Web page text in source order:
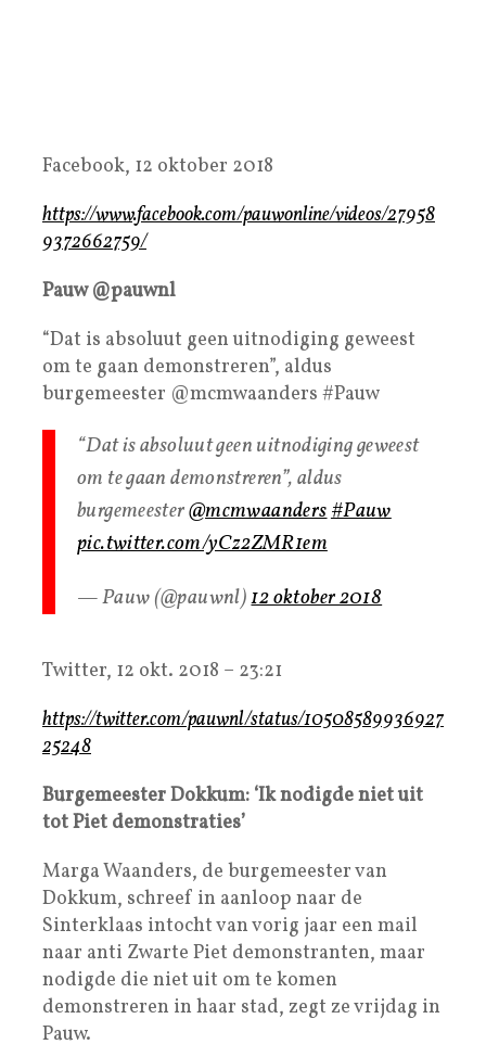
Facebook, 12 oktober 2018
https://www.facebook.com/pauwonline/videos/27958
9372662759/
Pauw @pauwnl
“Dat is absoluut geen uitnodiging geweest
om te gaan demonstreren”, aldus
burgemeester @mcmwaanders #Pauw
“Dat is absoluut geen uitnodiging geweest
om te gaan demonstreren”, aldus
burgemeester@mcmwaanders#Pauw
pic.twitter.com/yCz2ZMR1em
— Pauw (@pauwnl)12 oktober 2018
Twitter, 12 okt. 2018 – 23:21
https://twitter.com/pauwnl/status/10508589936927
25248
Burgemeester Dokkum: ‘Ik nodigde niet uit
tot Piet demonstraties’
Marga Waanders, de burgemeester van
Dokkum, schreef in aanloop naar de
Sinterklaas intocht van vorig jaar een mail
naar anti Zwarte Piet demonstranten, maar
nodigde die niet uit om te komen
demonstreren in haar stad, zegt ze vrijdag in
Pauw.